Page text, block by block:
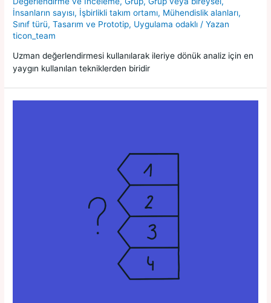
İnsanların sayısı, İşbirlikli takım ortamı, Mühendislik alanları,
Sınıf türü,Tasarım ve Prototip, Uygulama odaklı / Yazan
ticon_team
Uzman değerlendirmesi kullanılarak ileriye dönük analiz için en
yaygın kullanılan tekniklerden biridir